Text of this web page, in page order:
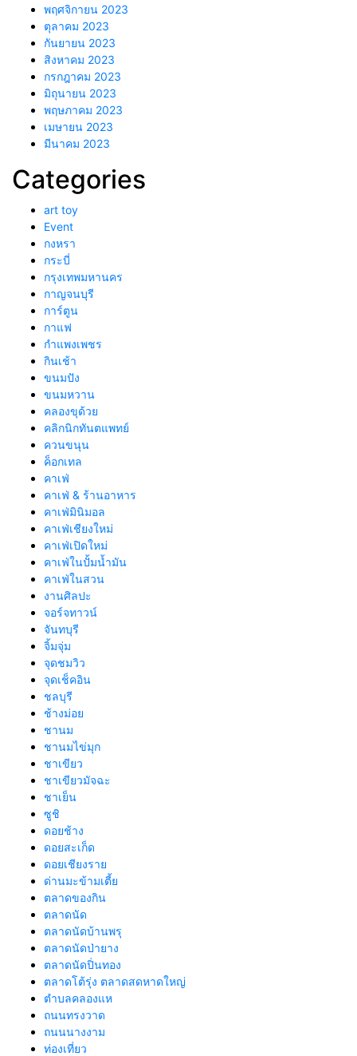
พฤศจิกายน 2023
ตุลาคม 2023
กันยายน 2023
สิงหาคม 2023
กรกฎาคม 2023
มิถุนายน 2023
พฤษภาคม 2023
เมษายน 2023
มีนาคม 2023
Categories
art toy
Event
กงหรา
กระบี่
กรุงเทพมหานคร
กาญจนบุรี
การ์ตูน
กาแฟ
กำแพงเพชร
กินเช้า
ขนมปัง
ขนมหวาน
คลองขุด้วย
คลิกนิกทันตแพทย์
ควนขนุน
ค็อกเทล
คาเฟ่
คาเฟ่ & ร้านอาหาร
คาเฟ่มินิมอล
คาเฟ่เชียงใหม่
คาเฟ่เปิดใหม่
คาเฟ่ในปั้มน้ำมัน
คาเฟ่ในสวน
งานศิลปะ
จอร์จทาวน์
จันทบุรี
จิ้มจุ่ม
จุดชมวิว
จุดเช็คอิน
ชลบุรี
ช้างม่อย
ชานม
ชานมไข่มุก
ชาเขียว
ชาเขียวมัจฉะ
ชาเย็น
ซูชิ
ดอยช้าง
ดอยสะเก็ด
ดอยเชียงราย
ด่านมะข้ามเตี้ย
ตลาดของกิน
ตลาดนัด
ตลาดนัดบ้านพรุ
ตลาดนัดป่ายาง
ตลาดนัดปิ่นทอง
ตลาดโต้รุ่ง ตลาดสดหาดใหญ่
ตำบลคลองแห
ถนนทรงวาด
ถนนนางงาม
ท่องเที่ยว